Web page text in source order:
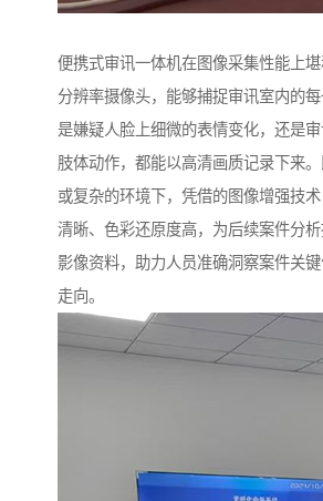
便携式审讯一体机在图像采集性能上
分辨率摄像头，能够捕捉审讯室内的
是嫌疑人脸上细微的表情变化，还是
肢体动作，都能以高清画质记录下来
或复杂的环境下，凭借的图像增强技
清晰、色彩还原度高，为后续案件分
影像资料，助力人员准确洞察案件关
走向。​